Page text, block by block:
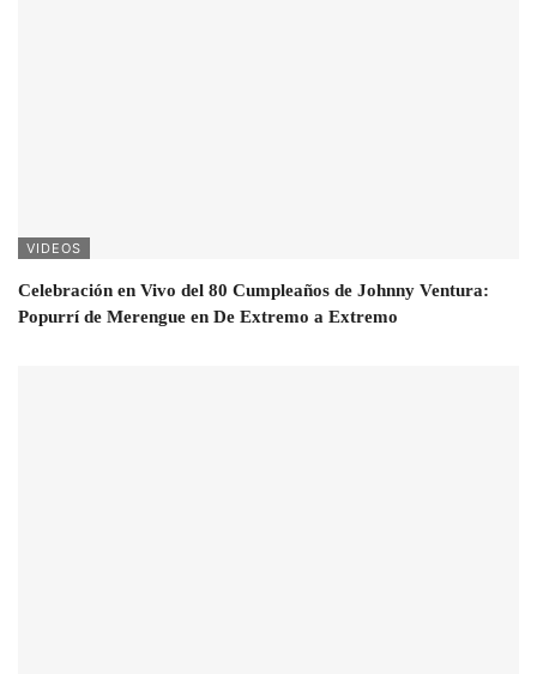
VIDEOS
Celebración en Vivo del 80 Cumpleaños de Johnny Ventura:
Popurrí de Merengue en De Extremo a Extremo